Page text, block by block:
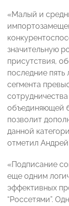
«Малый и
значительную
присутствия,
последние пять
сегмента
объединяющей
позволит
данной
отметил
«Подписание
еще одним
эффективных
“Россетями”.